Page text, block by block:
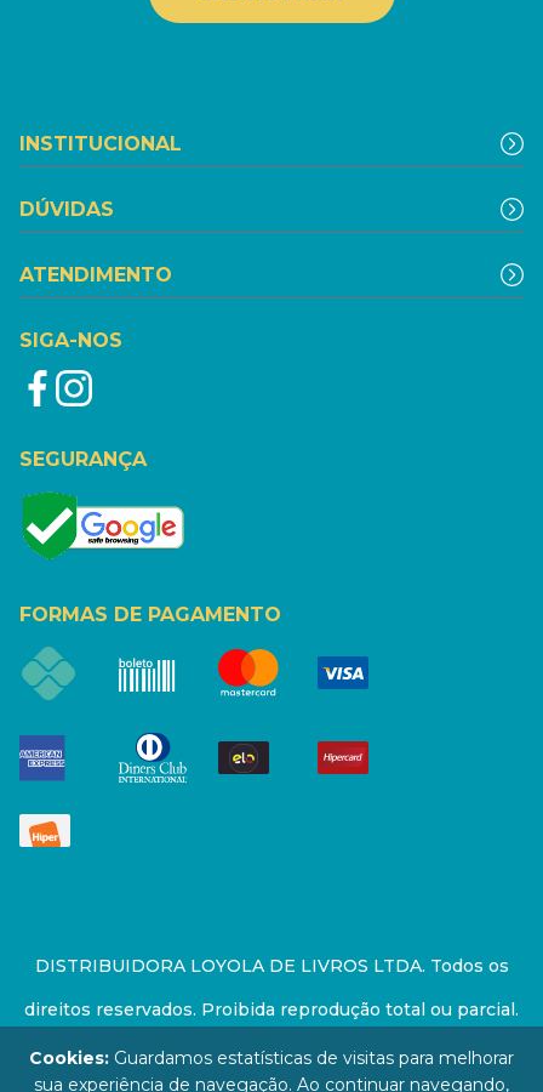
INSTITUCIONAL
DÚVIDAS
ATENDIMENTO
SIGA-NOS
SEGURANÇA
FORMAS DE PAGAMENTO
DISTRIBUIDORA LOYOLA DE LIVROS LTDA. Todos os
direitos reservados. Proibida reprodução total ou parcial.
Preços e estoque sujeito a alterações sem aviso prévio.
Cookies: Guardamos estatísticas de visitas para melhorar
sua experiência de navegação. Ao continuar navegando,